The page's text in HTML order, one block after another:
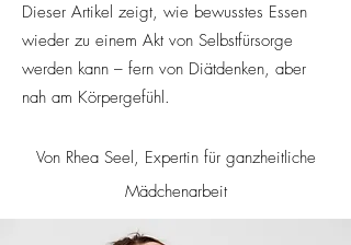
Dieser Artikel zeigt, wie bewusstes Essen
wieder zu einem Akt von Selbstfürsorge
werden kann – fern von Diätdenken, aber
nah am Körpergefühl.
Von Rhea Seel, Expertin für ganzheitliche
Mädchenarbeit